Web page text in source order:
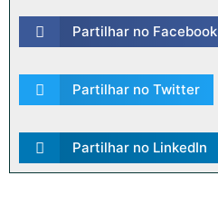
Partilhar no Facebook
Partilhar no Twitter
Partilhar no LinkedIn